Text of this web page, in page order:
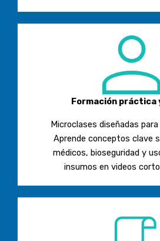
Formación práctica
Microclases diseñadas
Aprende conceptos clave
médicos, bioseguridad y
insumos en videos